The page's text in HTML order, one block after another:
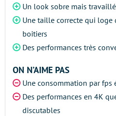
Un look sobre mais travaillé
Une taille correcte qui loge
boitiers
Des performances très
ON N’AIME PAS
Une consommation par fps
Des performances en 4K
discutables